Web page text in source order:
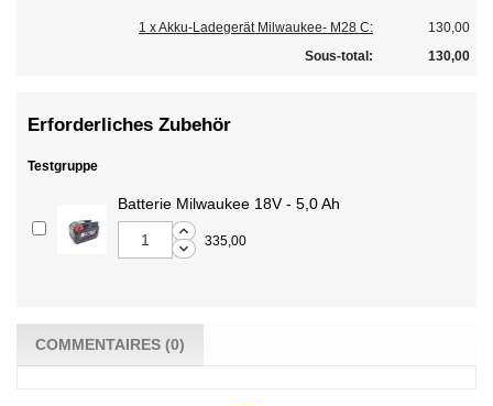
1 x Akku-Ladegerät Milwaukee- M28 C:
130,00
Sous-total:
130,00
Erforderliches Zubehör
Testgruppe
Batterie Milwaukee 18V - 5,0 Ah
335,00
COMMENTAIRES (0)